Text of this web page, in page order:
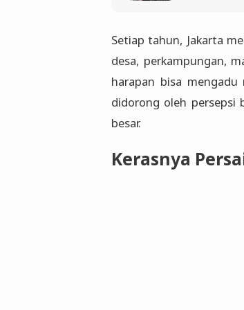
Setiap tahun, Jakarta
desa, perkampungan,
harapan bisa
didorong oleh persepsi
besar.
Kerasnya